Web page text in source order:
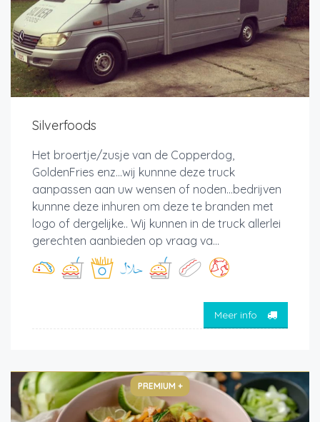
Silverfoods
Het broertje/zusje van de Copperdog,
GoldenFries enz...wij kunnne deze truck
aanpassen aan uw wensen of noden...bedrijven
kunnne deze inhuren om deze te branden met
logo of dergelijke.. Wij kunnen in de truck allerlei
gerechten aanbieden op vraag va...
Meer info
PREMIUM +